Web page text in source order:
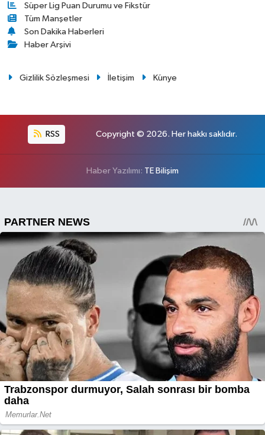
Süper Lig Puan Durumu ve Fikstür
Tüm Manşetler
Son Dakika Haberleri
Haber Arşivi
Gizlilik Sözleşmesi İletişim Künye
RSS Copyright © 2026. Her hakkı saklıdır.
Haber Yazılımı: TE Bilişim